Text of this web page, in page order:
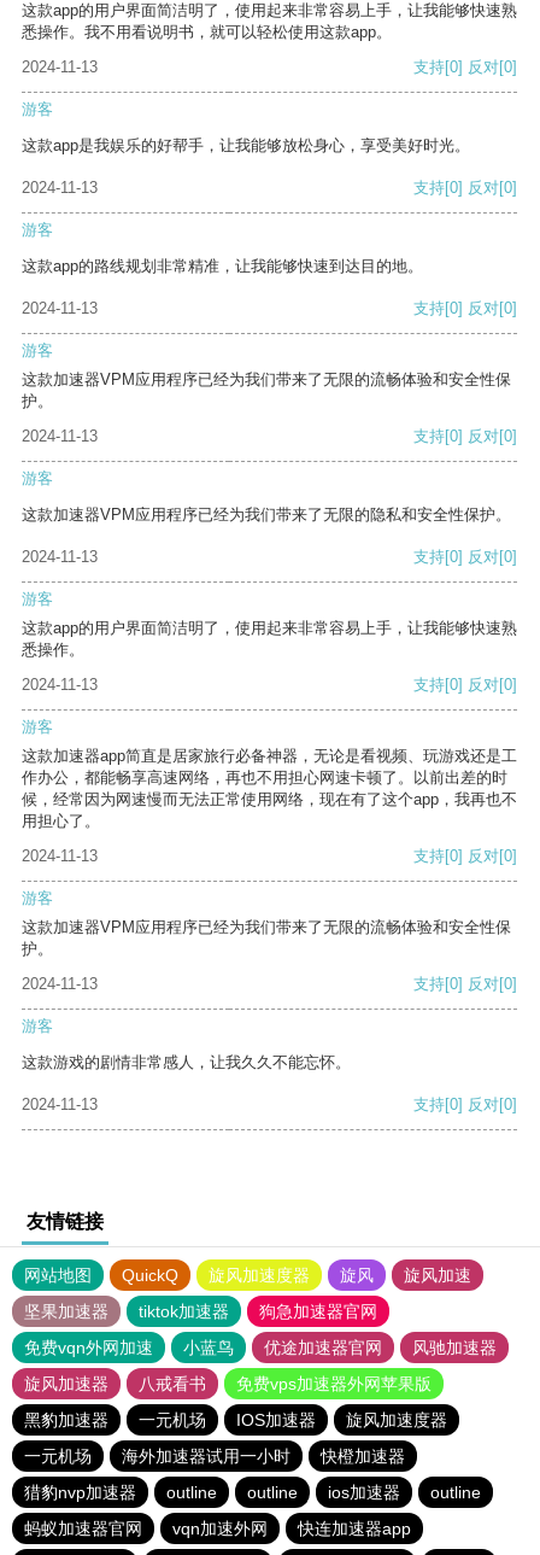
这款app的用户界面简洁明了，使用起来非常容易上手，让我能够快速熟
悉操作。我不用看说明书，就可以轻松使用这款app。
2024-11-13
支持[0] 反对[0]
游客
这款app是我娱乐的好帮手，让我能够放松身心，享受美好时光。
2024-11-13 支持[0] 反对[0]
游客
这款app的路线规划非常精准，让我能够快速到达目的地。
2024-11-13 支持[0] 反对[0]
游客
这款加速器VPM应用程序已经为我们带来了无限的流畅体验和安全性保
护。
2024-11-13
支持[0] 反对[0]
游客
这款加速器VPM应用程序已经为我们带来了无限的隐私和安全性保护。
2024-11-13 支持[0] 反对[0]
游客
这款app的用户界面简洁明了，使用起来非常容易上手，让我能够快速熟
悉操作。
2024-11-13
支持[0] 反对[0]
游客
这款加速器app简直是居家旅行必备神器，无论是看视频、玩游戏还是工
作办公，都能畅享高速网络，再也不用担心网速卡顿了。以前出差的时
候，经常因为网速慢而无法正常使用网络，现在有了这个app，我再也不
用担心了。
2024-11-13
支持[0] 反对[0]
游客
这款加速器VPM应用程序已经为我们带来了无限的流畅体验和安全性保
护。
2024-11-13
支持[0] 反对[0]
游客
这款游戏的剧情非常感人，让我久久不能忘怀。
2024-11-13 支持[0] 反对[0]
友情链接
网站地图 QuickQ 旋风加速度器 旋风
旋风加速
坚果加速器
tiktok加速器
狗急加速器官网
免费vqn外网加速
小蓝鸟 优途加速器官网
风驰加速器
旋风加速器
八戒看书
免费vps加速器外网苹果版
黑豹加速器
一元机场 IOS加速器
旋风加速度器
一元机场
海外加速器试用一小时
快橙加速器
猎豹nvp加速器
outline outline ios加速器
outline
蚂蚁加速器官网
vqn加速外网 快连加速器app